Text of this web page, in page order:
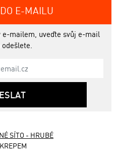
SÍTO - HRUBÉ
E-MAILU
mailem, uveďte svůj e-mail